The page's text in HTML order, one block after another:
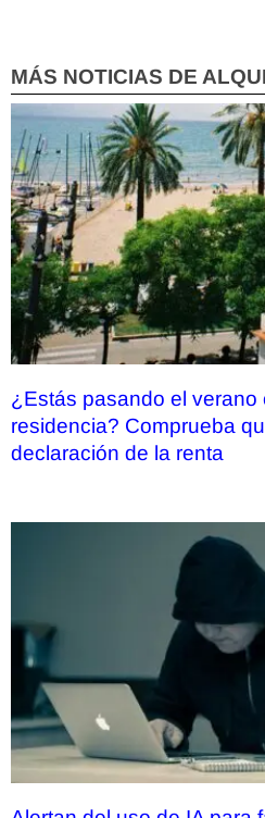
MÁS NOTICIAS DE
¿Estás pasando el verano
residencia? Comprueba
declaración de la renta